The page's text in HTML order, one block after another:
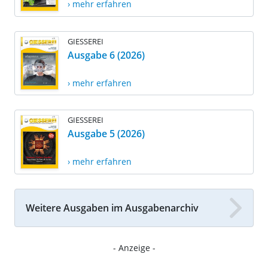
› mehr erfahren
GIESSEREI
Ausgabe 6 (2026)
› mehr erfahren
GIESSEREI
Ausgabe 5 (2026)
› mehr erfahren
Weitere Ausgaben im Ausgabenarchiv
- Anzeige -